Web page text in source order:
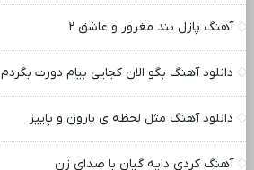
آهنگ پازل بند مغرور و عاشق ۲
دانلود آهنگ بگو الان کجایی بیام دورت بگردم
دانلود آهنگ مثل لحظه ی بارون و پاییز
آهنگ کردی دایه گیان با صدای زن